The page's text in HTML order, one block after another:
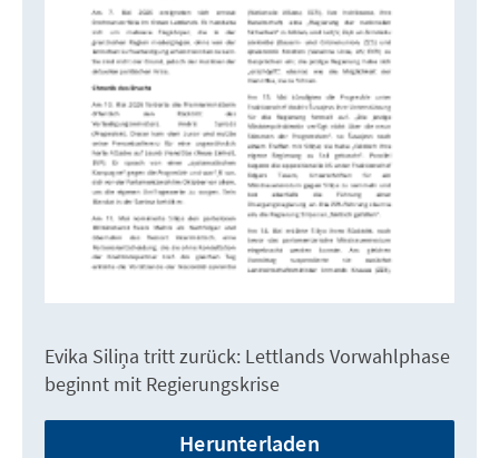
Evika Siliņa tritt zurück: Lettlands Vorwahlphase
beginnt mit Regierungskrise
Herunterladen